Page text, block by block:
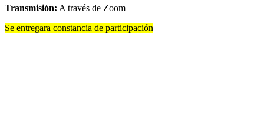
Transmisión: A través de Zoom
Se entregara constancia de participación